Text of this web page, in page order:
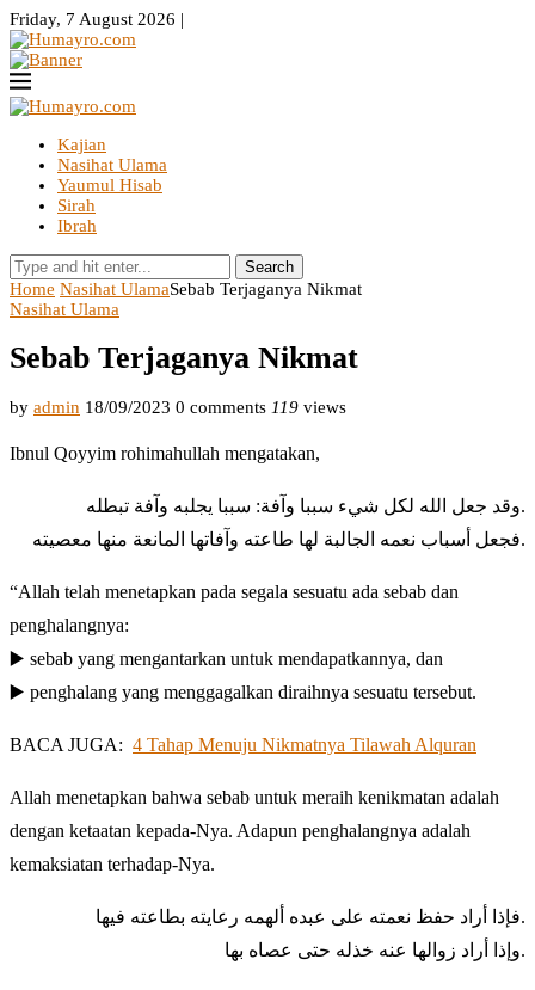
Friday, 7 August 2026 |
Kajian
Nasihat Ulama
Yaumul Hisab
Sirah
Ibrah
Search
Home Nasihat UlamaSebab Terjaganya Nikmat
Nasihat Ulama
Sebab Terjaganya Nikmat
by admin 18/09/2023 0 comments 119 views
Ibnul Qoyyim rohimahullah mengatakan,
وقد جعل الله لكل شيء سببا وآفة: سببا يجلبه وآفة تبطله.
فجعل أسباب نعمه الجالبة لها طاعته وآفاتها المانعة منها معصيته.
“Allah telah menetapkan pada segala sesuatu ada sebab dan
penghalangnya:
▶️ sebab yang mengantarkan untuk mendapatkannya, dan
▶️ penghalang yang menggagalkan diraihnya sesuatu tersebut.
BACA JUGA: 4 Tahap Menuju Nikmatnya Tilawah Alquran
Allah menetapkan bahwa sebab untuk meraih kenikmatan adalah
dengan ketaatan kepada-Nya. Adapun penghalangnya adalah
kemaksiatan terhadap-Nya.
فإذا أراد حفظ نعمته على عبده ألهمه رعايته بطاعته فيها.
وإذا أراد زوالها عنه خذله حتى عصاه بها.